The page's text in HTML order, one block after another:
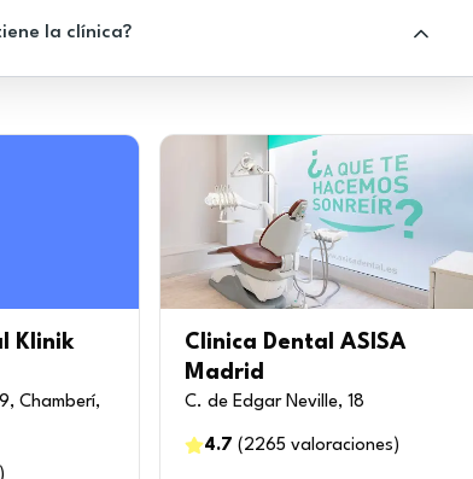
la clínica?
Klinik
Chamberí,
)
Clinica Dental ASISA
Madrid
C. de Edgar Neville, 18
4.7 ( 2265 valoraciones )